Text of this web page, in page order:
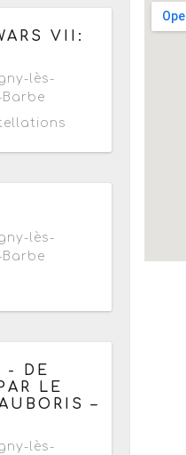
22hVII:
lès-
lès-
- DE
LE
–
lès-